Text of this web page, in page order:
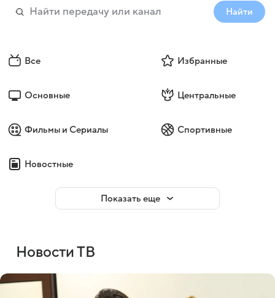
Найти
Все Избранные
Основные Центральные
Фильмы и Сериалы Спортивные
Новостные
Показать еще
Новости ТВ